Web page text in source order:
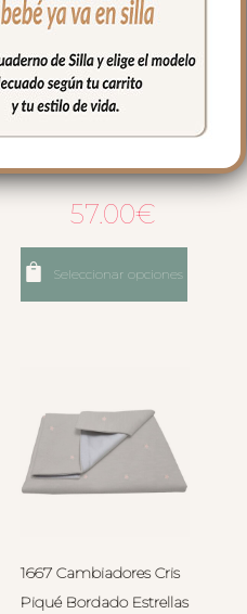
57.00€
Seleccionar opciones
1667 Cambiadores Cris
Piqué Bordado Estrellas